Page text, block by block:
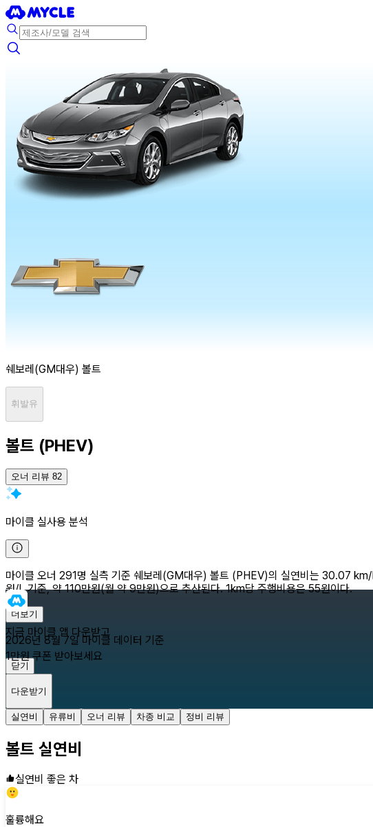
쉐보레(GM대우) 볼트
휘발유
볼트 (PHEV)
오너 리뷰 82
마이클 실사용 분석
마이클 오너 291명 실측 기준 쉐보레(GM대우) 볼트 (PHEV)의 실연비는 30.07
원/L 기준, 약 110만원(월 약 9만원)으로 추산된다. 1km당 주행비용은 55원이다.
더보기
2026년 8월 7일 마이클 데이터 기준
닫기
지금 마이클 앱 다운받고
1만원 쿠폰 받아보세요
다운받기
실연비 유류비 오너 리뷰 차종 비교 정비 리뷰
볼트 실연비
실연비 좋은 차
훌륭해요